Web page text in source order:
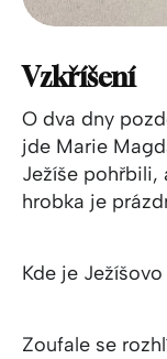
Vzkříšení
O dva dny
jde Marie
Ježíše pohřbili,
hrobka je
Kde je
Zoufale se